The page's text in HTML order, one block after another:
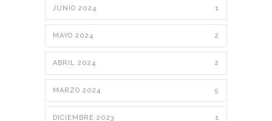
JUNIO 2024 1
MAYO 2024 2
ABRIL 2024 2
MARZO 2024 5
DICIEMBRE 2023 1